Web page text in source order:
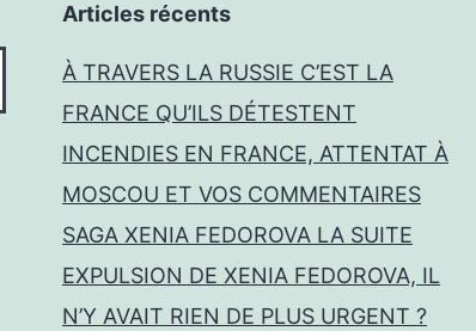
Articles récents
À TRAVERS LA RUSSIE C’EST LA
FRANCE QU’ILS DÉTESTENT
INCENDIES EN FRANCE, ATTENTAT À
MOSCOU ET VOS COMMENTAIRES
SAGA XENIA FEDOROVA LA SUITE
EXPULSION DE XENIA FEDOROVA, IL
N’Y AVAIT RIEN DE PLUS URGENT ?